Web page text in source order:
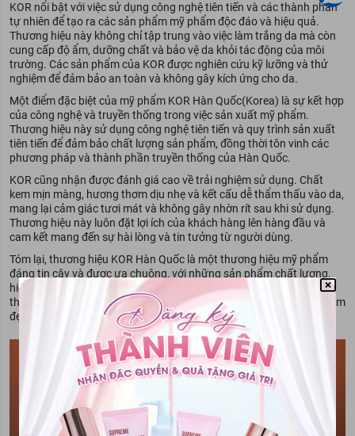
KOR nổi bật với việc sử dụng công nghệ tiên tiến và các thành phần
tự nhiên để tạo ra các sản phẩm mỹ phẩm độc đáo và hiệu quả.
Thương hiệu này không chỉ tập trung vào việc làm trắng da mà còn
cung cấp độ ẩm, dưỡng chất và bảo vệ da khỏi tác động của môi
trường. Các sản phẩm của KOR được nghiên cứu kỹ lưỡng và thử
nghiệm để đảm bảo an toàn và không gây kích ứng cho da.
Một điểm đặc biệt của mỹ phẩm KOR Hàn Quốc(Korea) là sự kết hợp
của công nghệ và truyền thống trong việc sản xuất mỹ phẩm.
Thương hiệu này sử dụng công nghệ tiên tiến và quy trình sản xuất
tiên tiến để đảm bảo chất lượng sản phẩm, đồng thời tôn vinh các
phương pháp và thành phần truyền thống của Hàn Quốc.
KOR cũng nhận được đánh giá cao về trải nghiệm sử dụng. Chất
kem mịn màng, hương thơm dịu nhẹ và kết cấu dễ thẩm thấu vào da,
mang lại cảm giác tươi mát và không gây nhờn rít sau khi sử dụng.
Thương hiệu này luôn đặt lợi ích của khách hàng lên hàng đầu và
cam kết mang đến sự hài lòng và tin tưởng từ người dùng.
Tóm lại, thương hiệu KOR Hàn Quốc là một thương hiệu mỹ phẩm
đáng tin cậy và được ưa chuộng, với những sản phẩm chất lượng,
hiệu quả và an toàn. Với sự kết hợp giữa công nghệ tiên tiến và các
thành phần tự nhiên, KOR mang đến cho người dùng trải nghiệm làm
đẹp tuyệt vời và làn da trắng sáng, mịn màng và khỏe mạnh.